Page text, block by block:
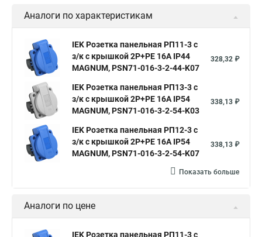
Аналоги по характеристикам
IEK Розетка панельная РП11-3 с
з/к с крышкой 2P+PE 16А IP44
MAGNUM, PSN71-016-3-2-44-K07
328,32 ₽
IEK Розетка панельная РП13-3 с
з/к с крышкой 2P+PE 16А IP54
MAGNUM, PSN71-016-3-2-54-K03
338,13 ₽
IEK Розетка панельная РП12-3 с
з/к с крышкой 2P+PE 16А IP54
MAGNUM, PSN71-016-3-2-54-K07
338,13 ₽
Показать больше
Аналоги по цене
IEK Розетка панельная РП11-3 с